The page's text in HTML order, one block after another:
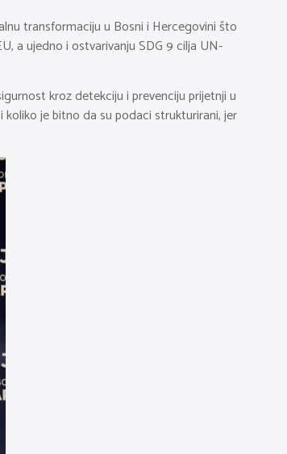
transformaciju u Bosni i Hercegovini što
a ujedno i ostvarivanju SDG 9 cilja UN-
kroz detekciju i prevenciju prijetnji u
je bitno da su podaci strukturirani, jer